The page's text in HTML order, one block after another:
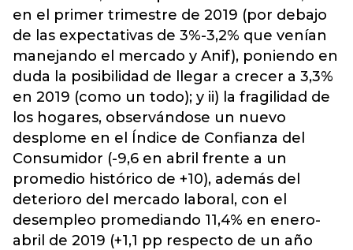
en el primer trimestre de 2019 (por debajo
de las expectativas de 3%-3,2% que venían
manejando el mercado y Anif), poniendo en
duda la posibilidad de llegar a crecer a 3,3%
en 2019 (como un todo); y ii) la fragilidad de
los hogares, observándose un nuevo
desplome en el Índice de Confianza del
Consumidor (-9,6 en abril frente a un
promedio histórico de +10), además del
deterioro del mercado laboral, con el
desempleo promediando 11,4% en enero-
abril de 2019 (+1,1 pp respecto de un año